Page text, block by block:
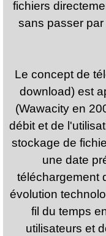
fichiers
sans passer
Le concept de
download) est
(Wawacity en
débit et de
stockage de
une date
téléchargement
évolution
fil du temps
utilisateurs et